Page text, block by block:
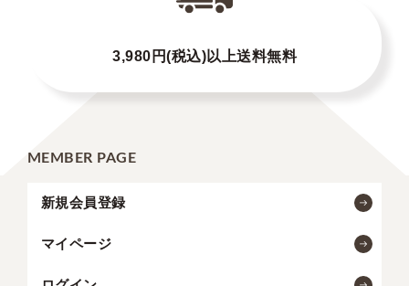
3,980円(税込)以上送料無料
MEMBER PAGE
新規会員登録
マイページ